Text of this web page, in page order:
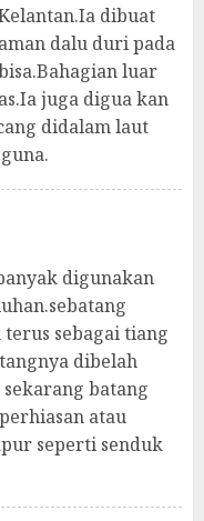
dibuat
dalu duri pada
luar
juga digua kan
didalam laut
digunakan
sebagai tiang
dibelah
batang
atau
seperti senduk